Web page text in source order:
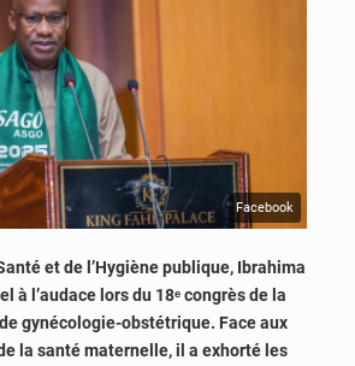
Facebook
et de l’Hygiène publique, Ibrahima
à l’audace lors du 18ᵉ congrès de la
gynécologie-obstétrique. Face aux
la santé maternelle, il a exhorté les